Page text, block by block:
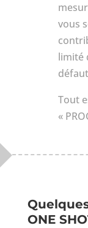
vous
limité
Tout
«
ONE